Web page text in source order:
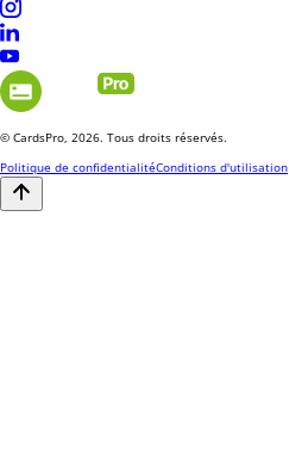
© CardsPro, 2026. Tous droits réservés.
Politique de confidentialitéConditions d'utilisation